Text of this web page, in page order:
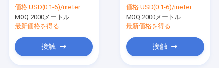
キャリア テープ
価格:USD(0.1-6)/meter
MOQ:2000メートル
最新価格を得る
接触
価格:USD(0.1-6)/meter
MOQ:2000メートル
最新価格を得る
接触